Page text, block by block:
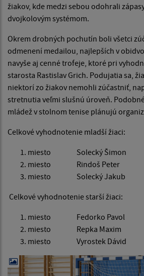
žiakov, kde medzi sebou odohrali
dvojkolovým systémom.
Okrem drobných pochutín boli všetci
odmenení medailou, najlepších v
navyše aj cenné trofeje, ktoré pri
starosta Rastislav Grich. Podujatia sa,
niektorí zo žiakov nemohli zúčastniť,
stretnutia veľmi slušnú úroveň.
mládež v stolnom tenise plánujú
Celkové vyhodnotenie mladší žiaci:
miesto Solecký Šimon
miesto Rindoš Peter
miesto Solecký Jakub
Celkové vyhodnotenie starší žiaci:
miesto Fedorko Pavol
miesto Repka Maxim
miesto Vyrostek Dávid